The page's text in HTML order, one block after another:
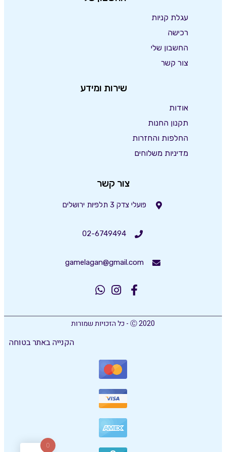
עגלת קניות
רכישה
החשבון שלי
צור קשר
שירות ומידע
אודות
תקנון החנות
החלפות והחזרות
מדיניות משלוחים
צור קשר
פועלי צדק 3 תלפיות ירושלים
02-6749494
gamelagan@gmail.com
Ⓒ 2020 - כל הזכויות שמורות
הקנייה באתר בטוחה
0